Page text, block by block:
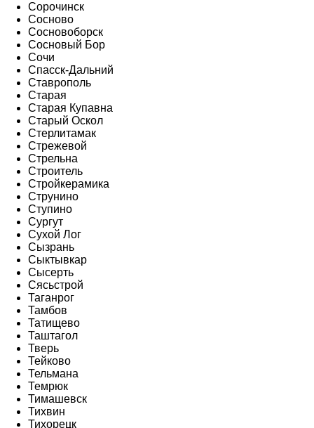
Сорочинск
Сосново
Сосновоборск
Сосновый Бор
Сочи
Спасск-Дальний
Ставрополь
Старая
Старая Купавна
Старый Оскол
Стерлитамак
Стрежевой
Стрельна
Строитель
Стройкерамика
Струнино
Ступино
Сургут
Сухой Лог
Сызрань
Сыктывкар
Сысерть
Сясьстрой
Таганрог
Тамбов
Татищево
Таштагол
Тверь
Тейково
Тельмана
Темрюк
Тимашевск
Тихвин
Тихорецк